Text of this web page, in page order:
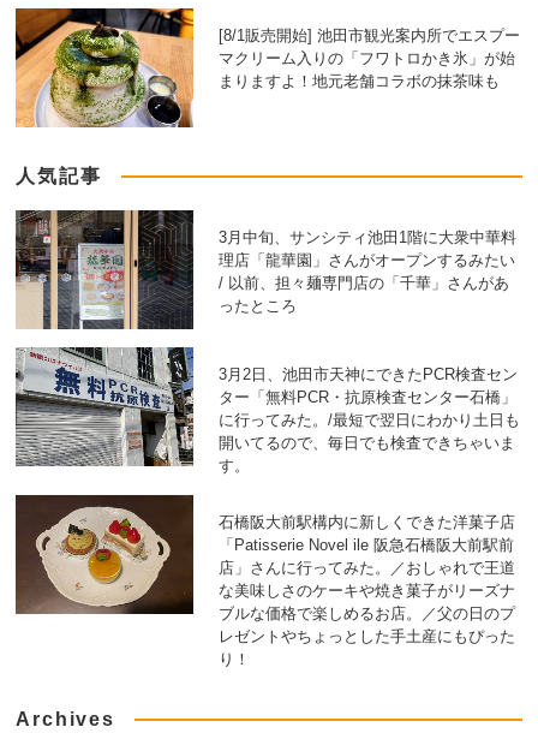
[8/1販売開始] 池田市観光案内所でエスプー
マクリーム入りの「フワトロかき氷」が始
まりますよ！地元老舗コラボの抹茶味も
人気記事
3月中旬、サンシティ池田1階に大衆中華料
理店「龍華園」さんがオープンするみたい
/ 以前、担々麺専門店の「千華」さんがあ
ったところ
3月2日、池田市天神にできたPCR検査セン
ター「無料PCR・抗原検査センター石橋」
に行ってみた。/最短で翌日にわかり土日も
開いてるので、毎日でも検査できちゃいま
す。
石橋阪大前駅構内に新しくできた洋菓子店
「Patisserie Novel ile 阪急石橋阪大前駅前
店」さんに行ってみた。／おしゃれで王道
な美味しさのケーキや焼き菓子がリーズナ
ブルな価格で楽しめるお店。／父の日のプ
レゼントやちょっとした手土産にもぴった
り！
Archives